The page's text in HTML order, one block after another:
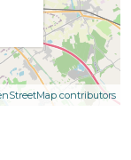
contributors